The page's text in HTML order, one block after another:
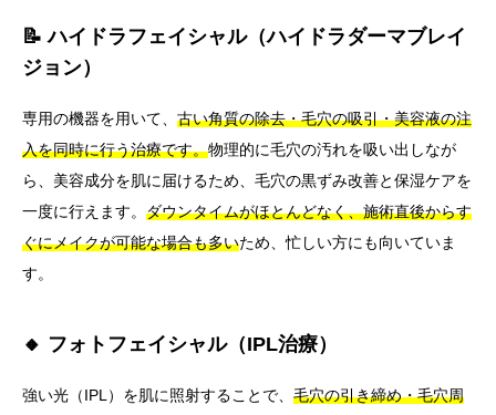
📝 ハイドラフェイシャル（ハイドラダーマブレイ
ジョン）
専用の機器を用いて、 古い角質の除去・毛穴の吸引・美容液の注
入を同時に行う治療です。物理的に毛穴の汚れを吸い出しなが
ら、美容成分を肌に届けるため、毛穴の黒ずみ改善と保湿ケアを
一度に行えます。 ダウンタイムがほとんどなく、施術直後からす
ぐにメイクが可能な場合も多いため、忙しい方にも向いていま
す。
🔸 フォトフェイシャル（IPL治療）
強い光（IPL）を肌に照射することで、 毛穴の引き締め・毛穴周